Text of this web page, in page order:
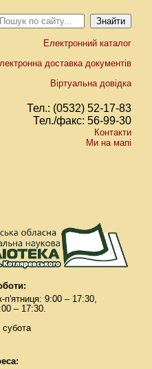
Електронний каталог
доставка документів
Віртуальна довідка
Тел.: (0532) 52-17-83
Тел./факс: 56-99-30
Контакти
Ми на мапі
п'ятниця: 9:00 – 17:30,
– 17:30.
субота